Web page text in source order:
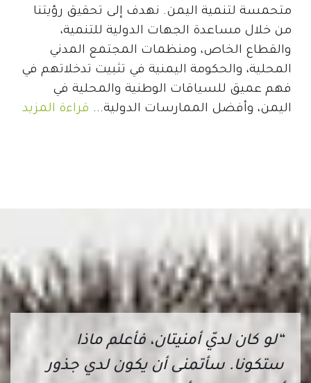
متحمسة لتنمية اليمن. نهدف إلى تحقيق رؤيتنا
من خلال مساعدة الجهات الدولية للتنمية،
والقطاع الخاص، ومنظمات المجتمع المدني
المحلية، والحكومة اليمنية في تثبيت تدخلاتهم في
فهم عميق للسياقات الوطنية والمحلية في
اليمن، وأفضل الممارسات الدولية... قراءة المزيد
“لو كان لديّ أمنيتان، فأعلم ماذا
ستكونا. سأتمنى أن يكون لدي جذور